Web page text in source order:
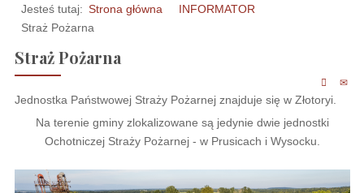
Jesteś tutaj: Strona główna
INFORMATOR
Straż Pożarna
Straż Pożarna
Jednostka Państwowej Straży Pożarnej znajduje się w Złotoryi.
Na terenie gminy zlokalizowane są jedynie dwie jednostki
Ochotniczej Straży Pożarnej - w Prusicach i Wysocku.